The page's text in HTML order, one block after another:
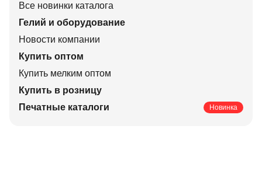
Все новинки каталога
Гелий и оборудование
Новости компании
Купить оптом
Купить мелким оптом
Купить в розницу
Печатные каталоги
Новинка